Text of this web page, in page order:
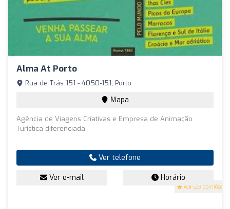
Alma At Porto
4.5 (23 opiniões)
Rua de Trás 151 - 4050-151, Porto
Mapa
Agência de Viagens Criativas e Empresa de Animação
Turística diferenciada
Ver telefone
Ver e-mail Horário